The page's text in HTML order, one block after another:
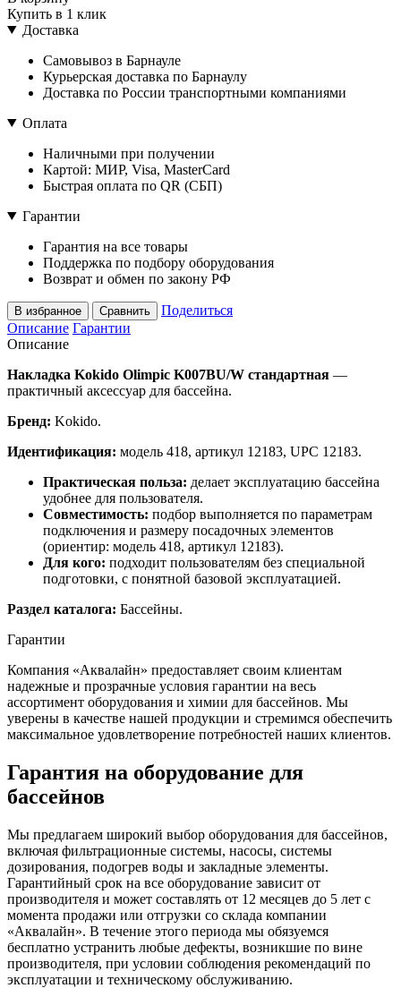
Купить в 1 клик
Доставка
Самовывоз в Барнауле
Курьерская доставка по Барнаулу
Доставка по России транспортными компаниями
Оплата
Наличными при получении
Картой: МИР, Visa, MasterCard
Быстрая оплата по QR (СБП)
Гарантии
Гарантия на все товары
Поддержка по подбору оборудования
Возврат и обмен по закону РФ
В избранное Сравнить
Поделиться
Описание Гарантии
Описание
Накладка Kokido Olimpic K007BU/W стандартная —
практичный аксессуар для бассейна.
Бренд: Kokido.
Идентификация: модель 418, артикул 12183, UPC 12183.
Практическая польза: делает эксплуатацию бассейна
удобнее для пользователя.
Совместимость: подбор выполняется по параметрам
подключения и размеру посадочных элементов
(ориентир: модель 418, артикул 12183).
Для кого: подходит пользователям без специальной
подготовки, с понятной базовой эксплуатацией.
Раздел каталога: Бассейны.
Гарантии
Компания «Аквалайн» предоставляет своим клиентам
надежные и прозрачные условия гарантии на весь
ассортимент оборудования и химии для бассейнов. Мы
уверены в качестве нашей продукции и стремимся обеспечить
максимальное удовлетворение потребностей наших клиентов.
Гарантия на оборудование для
бассейнов
Мы предлагаем широкий выбор оборудования для бассейнов,
включая фильтрационные системы, насосы, системы
дозирования, подогрев воды и закладные элементы.
Гарантийный срок на все оборудование зависит от
производителя и может составлять от 12 месяцев до 5 лет с
момента продажи или отгрузки со склада компании
«Аквалайн». В течение этого периода мы обязуемся
бесплатно устранить любые дефекты, возникшие по вине
производителя, при условии соблюдения рекомендаций по
эксплуатации и техническому обслуживанию.